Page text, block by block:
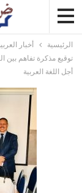
الرئيسية
أخبار
توقيع مذكرة تفاهم بين
أجل اللغة العربية